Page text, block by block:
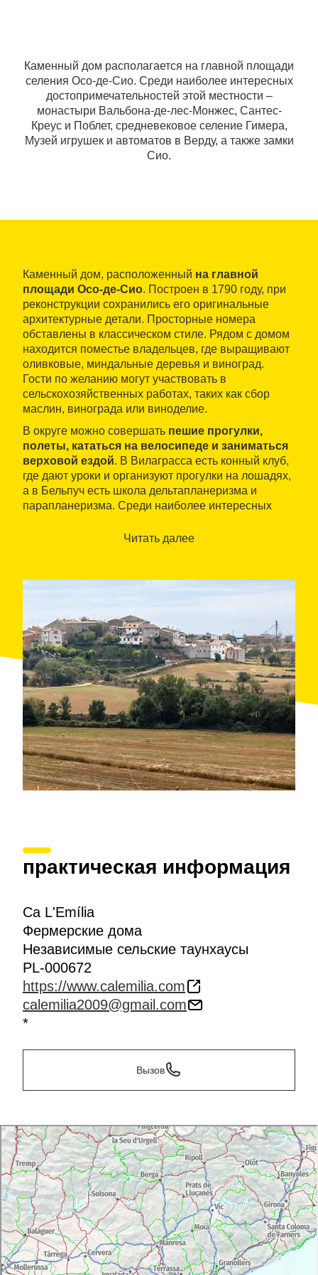
Каменный дом располагается на главной площади
селения Осо-де-Сио. Среди наиболее интересных
достопримечательностей этой местности ‒
монастыри Вальбона-де-лес-Монжес, Сантес-
Креус и Поблет, средневековое селение Гимера,
Музей игрушек и автоматов в Верду, а также замки
Сио.
Каменный дом, расположенный на главной
площади Осо-де-Сио. Построен в 1790 году, при
реконструкции сохранились его оригинальные
архитектурные детали. Просторные номера
обставлены в классическом стиле. Рядом с домом
находится поместье владельцев, где выращивают
оливковые, миндальные деревья и виноград.
Гости по желанию могут участвовать в
сельскохозяйственных работах, таких как сбор
маслин, винограда или виноделие.
В округе можно совершать пешие прогулки,
полеты, кататься на велосипеде и заниматься
верховой ездой. В Вилаграсса есть конный клуб,
где дают уроки и организуют прогулки на лошадях,
а в Бельпуч есть школа дельтапланеризма и
парапланеризма. Среди наиболее интересных
де-лес-Монжес, Сантес-Креус и Поблет;
окрестных городах в течение года проводятся
фестивали и ярмарки большого значения, такие
Aquelarre de Сервера и ярмарка Torró i la Xocolata
a la Pedra de Agramunt.
Читать далее
практическая информация
Ca L'Emília
Фермерские дома
Независимые сельские таунхаусы
PL-000672
https://www.calemilia.com
calemilia2009@gmail.com
*
Вызов